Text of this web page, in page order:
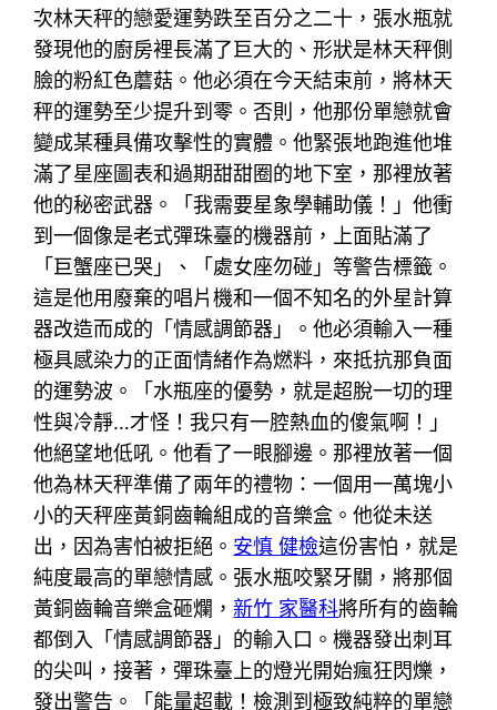
次林天秤的戀愛運勢跌至百分之二十，張水瓶就
發現他的廚房裡長滿了巨大的、形狀是林天秤側
臉的粉紅色蘑菇。他必須在今天結束前，將林天
秤的運勢至少提升到零。否則，他那份單戀就會
變成某種具備攻擊性的實體。他緊張地跑進他堆
滿了星座圖表和過期甜甜圈的地下室，那裡放著
他的秘密武器。「我需要星象學輔助儀！」他衝
到一個像是老式彈珠臺的機器前，上面貼滿了
「巨蟹座已哭」、「處女座勿碰」等警告標籤。
這是他用廢棄的唱片機和一個不知名的外星計算
器改造而成的「情感調節器」。他必須輸入一種
極具感染力的正面情緒作為燃料，來抵抗那負面
的運勢波。「水瓶座的優勢，就是超脫一切的理
性與冷靜…才怪！我只有一腔熱血的傻氣啊！」
他絕望地低吼。他看了一眼腳邊。那裡放著一個
他為林天秤準備了兩年的禮物：一個用一萬塊小
小的天秤座黃銅齒輪組成的音樂盒。他從未送
出，因為害怕被拒絕。 安慎 健檢這份害怕，就是
純度最高的單戀情感。張水瓶咬緊牙關，將那個
黃銅齒輪音樂盒砸爛，新竹 家醫科將所有的齒輪
都倒入「情感調節器」的輸入口。機器發出刺耳
的尖叫，接著，彈珠臺上的燈光開始瘋狂閃爍，
發出警告。「能量超載！檢測到極致純粹的單戀